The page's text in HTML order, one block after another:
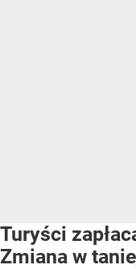
Turyści
Zmiana w